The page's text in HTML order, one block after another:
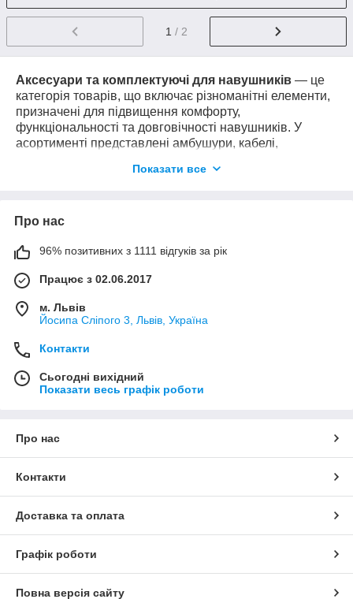
1 / 2
Аксесуари та комплектуючі для навушників — це
категорія товарів, що включає різноманітні елементи,
призначені для підвищення комфорту,
функціональності та довговічності навушників. У
асортименті представлені амбушури, кабелі,
частини та аксесуари. Ці товари підходять як для
зручність у користуванні навушниками.
Показати все
Про нас
96% позитивних з 1111 відгуків за рік
Працює з 02.06.2017
м. Львів
Йосипа Сліпого 3, Львів, Україна
Контакти
Сьогодні вихідний
Показати весь графік роботи
Про нас
Контакти
Доставка та оплата
Графік роботи
Повна версія сайту